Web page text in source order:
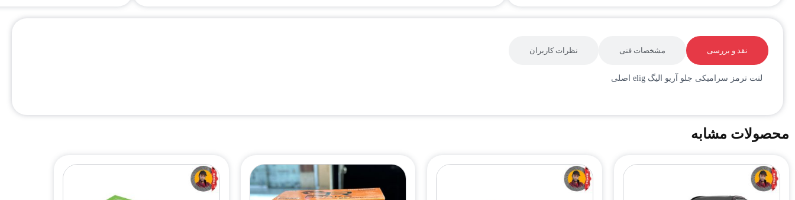
نقد و بررسی مشخصات فنی نظرات کاربران
لنت ترمز سرامیکی جلو آریو الیگ elig اصلی
محصولات مشابه